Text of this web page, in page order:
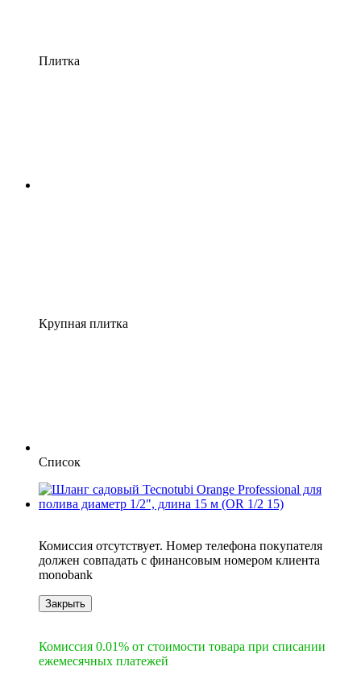
Плитка
Крупная плитка
Список
Комиссия отсутствует. Номер телефона покупателя
должен совпадать с финансовым номером клиента
monobank
Закрыть
Комиссия 0.01% от стоимости товара при списании
ежемесячных платежей